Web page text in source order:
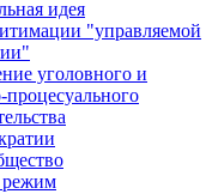
идея
"управляемой
уголовного и
процесуального
режим